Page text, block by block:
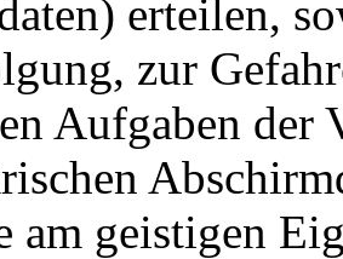
erteilen,
zur
Aufgaben der
am geistigen